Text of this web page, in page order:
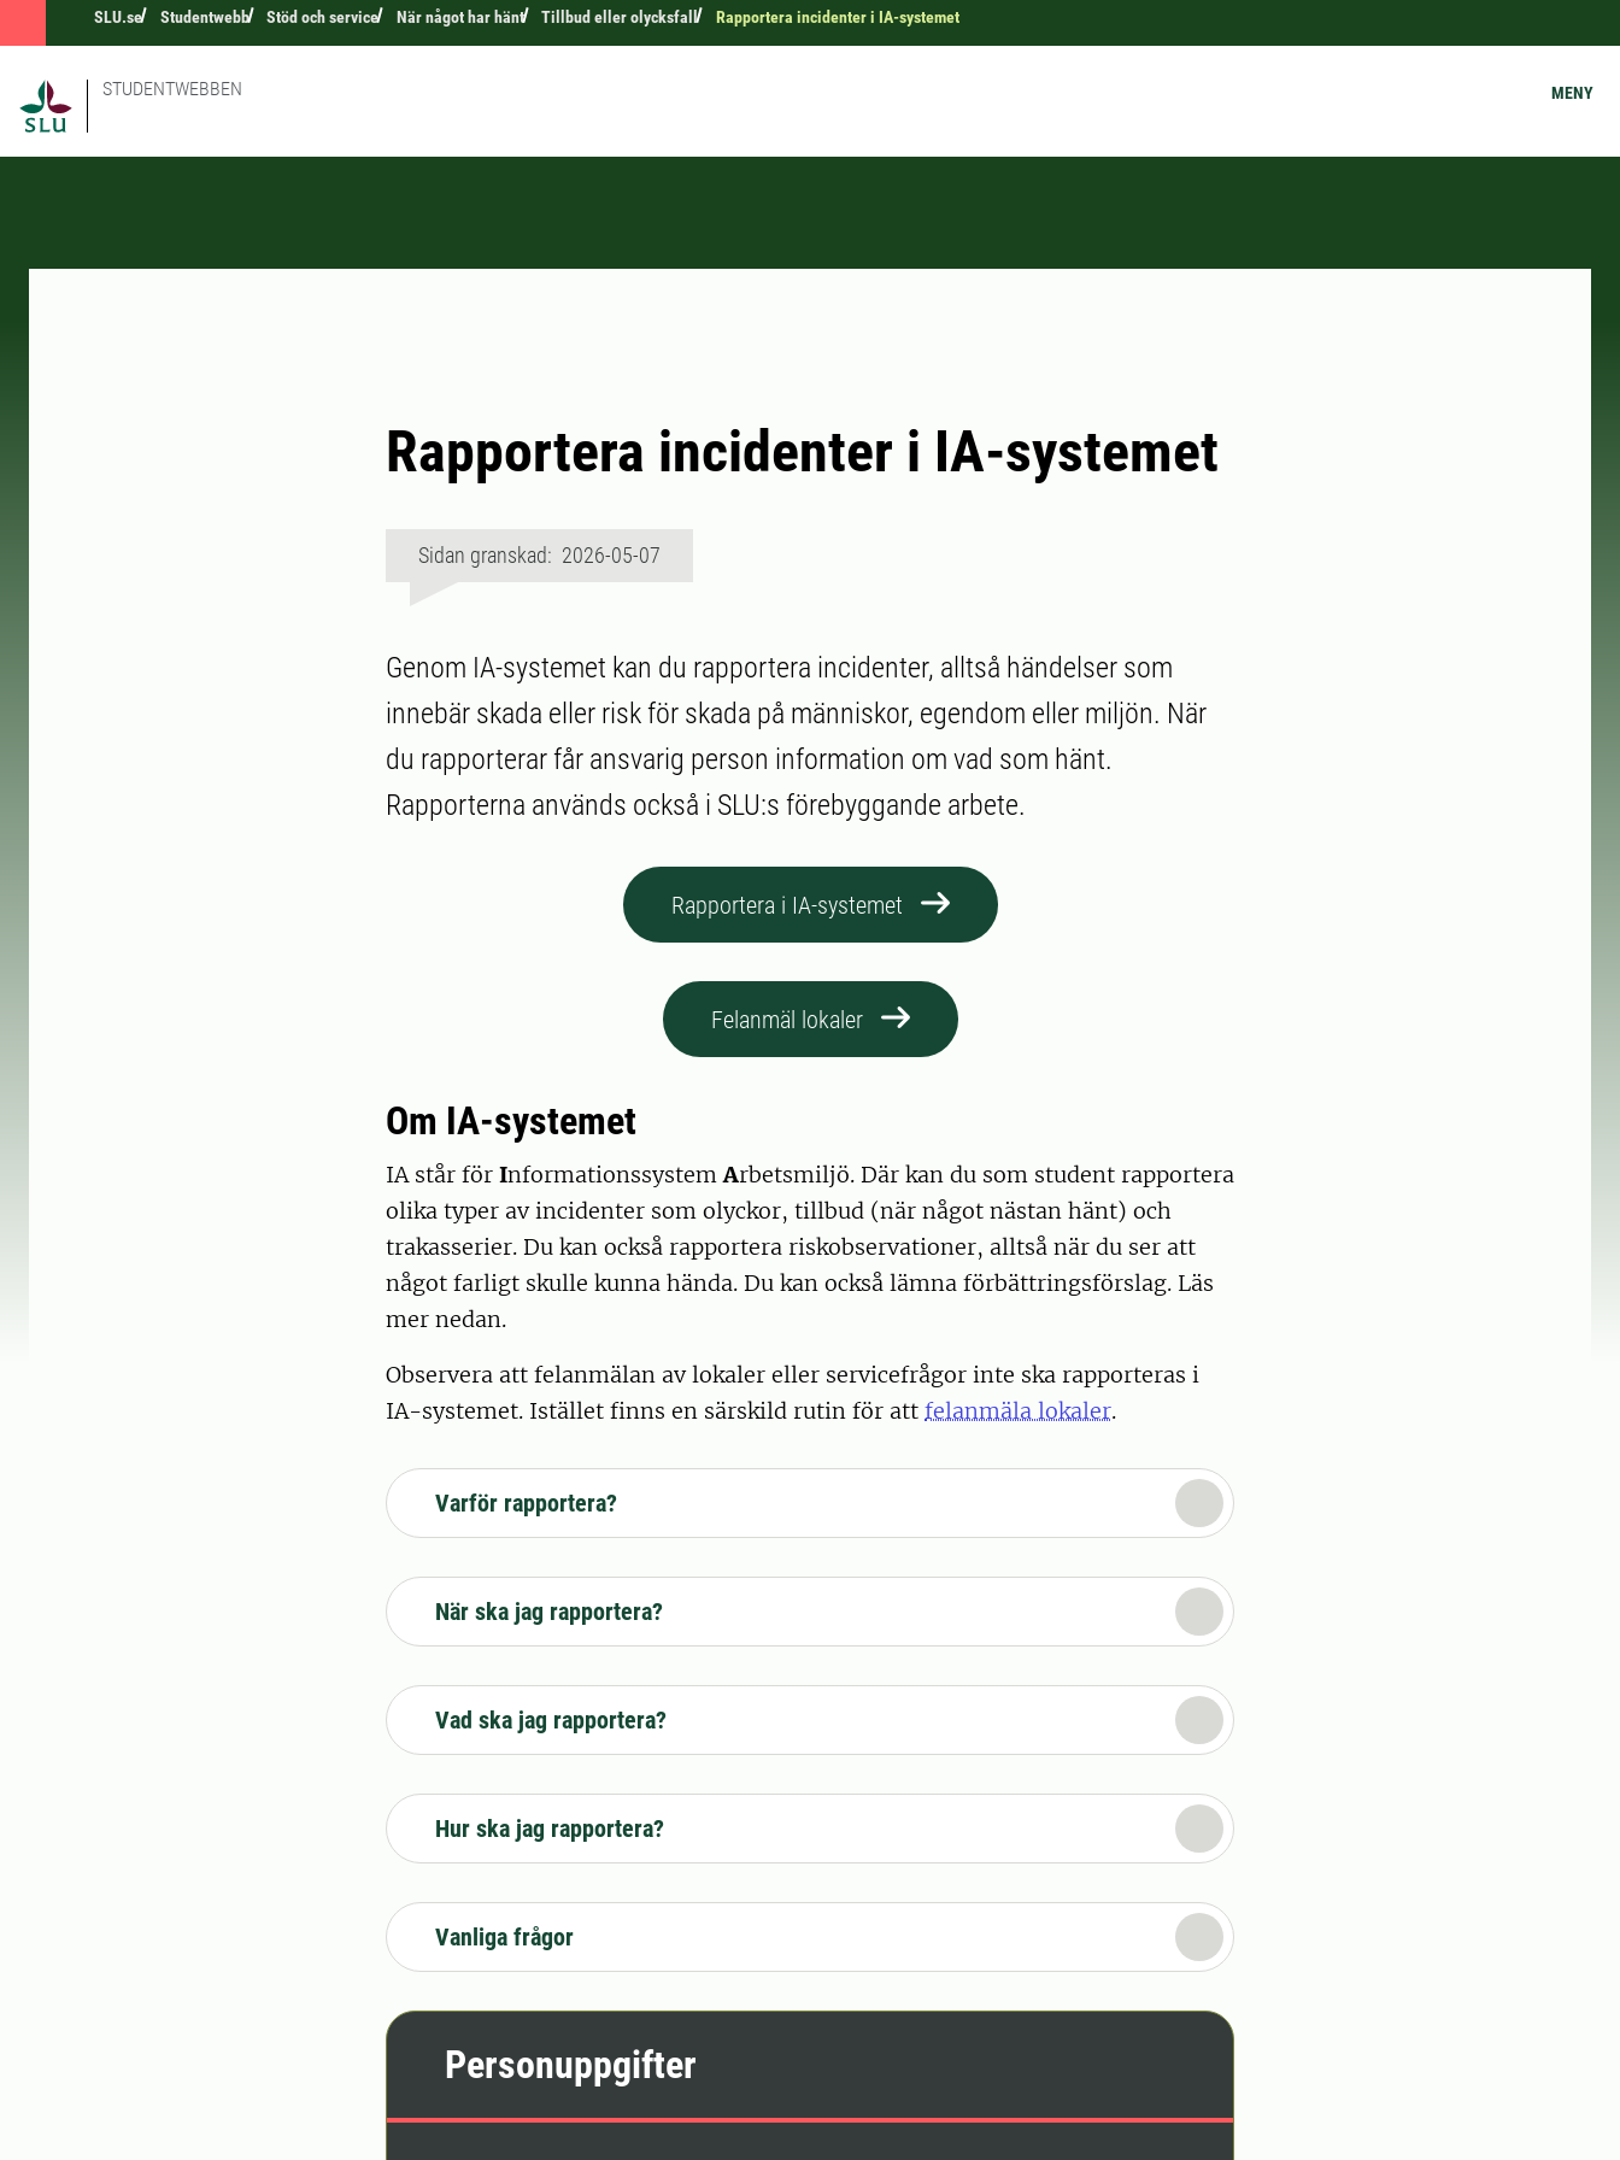
SLU.se Studentwebb Stöd och service När något har hänt Tillbud eller olycksfall Rapportera incidenter i IA-systemet
STUDENTWEBBEN MENY
Rapportera incidenter i IA-systemet
Sidan granskad: 2026-05-07
Genom IA-systemet kan du rapportera incidenter, alltså händelser som
innebär skada eller risk för skada på människor, egendom eller miljön. När
du rapporterar får ansvarig person information om vad som hänt.
Rapporterna används också i SLU:s förebyggande arbete.
Rapportera i IA-systemet
Felanmäl lokaler
Om IA-systemet
IA står för InformationssystemArbetsmiljö. Där kan du som student rapportera
olika typer av incidenter som olyckor, tillbud (när något nästan hänt) och
trakasserier. Du kan också rapportera riskobservationer, alltså när du ser att
något farligt skulle kunna hända. Du kan också lämna förbättringsförslag. Läs
mer nedan.
Observera att felanmälan av lokaler eller servicefrågor inte ska rapporteras i
IA-systemet. Istället finns en särskild rutin för att felanmäla lokaler.
Varför rapportera?
När ska jag rapportera?
Vad ska jag rapportera?
Hur ska jag rapportera?
Vanliga frågor
Personuppgifter